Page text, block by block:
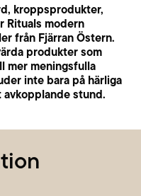
kroppsprodukter,
Rituals modern
från Fjärran Östern.
produkter som
mer meningsfulla
inte bara på härliga
stund.